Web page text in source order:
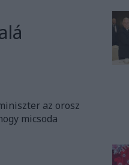
az orosz
micsoda